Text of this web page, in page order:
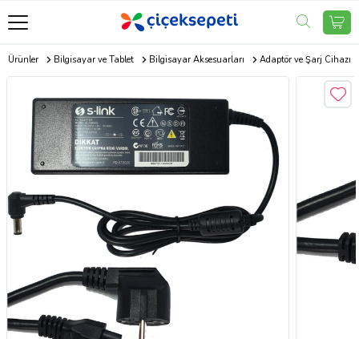
Ürünler Bilgisayar ve Tablet Bilgisayar Aksesuarları Adaptör ve Şarj Cihazı